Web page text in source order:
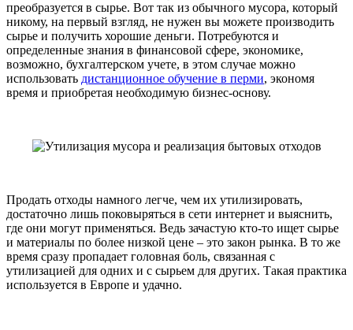
преобразуется в сырье. Вот так из обычного мусора, который
никому, на первый взгляд, не нужен вы можете производить
сырье и получить хорошие деньги. Потребуются и
определенные знания в финансовой сфере, экономике,
возможно, бухгалтерском учете, в этом случае можно
использовать дистанционное обучение в перми, экономя
время и приобретая необходимую бизнес-основу.
Продать отходы намного легче, чем их утилизировать,
достаточно лишь поковыряться в сети интернет и выяснить,
где они могут применяться. Ведь зачастую кто-то ищет сырье
и материалы по более низкой цене – это закон рынка. В то же
время сразу пропадает головная боль, связанная с
утилизацией для одних и с сырьем для других. Такая практика
используется в Европе и удачно.